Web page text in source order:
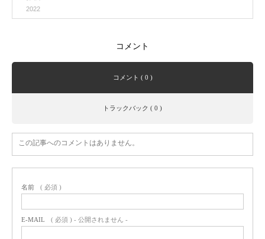
2022
コメント
コメント ( 0 )
トラックバック ( 0 )
この記事へのコメントはありません。
名前 ( 必須 )
E-MAIL ( 必須 ) - 公開されません -